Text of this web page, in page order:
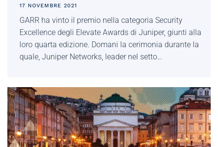
17 NOVEMBRE 2021
GARR ha vinto il premio nella categoria Security
Excellence degli Elevate Awards di Juniper, giunti alla
loro quarta edizione. Domani la cerimonia durante la
quale, Juniper Networks, leader nel setto…